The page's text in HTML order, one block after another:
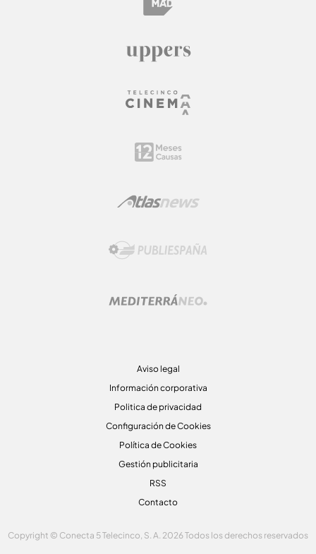
Aviso legal
Información corporativa
Politica de privacidad
Configuración de Cookies
Política de Cookies
Gestión publicitaria
RSS
Contacto
Copyright © Conecta 5 Telecinco, S. A. 2026 Todos los derechos reservados